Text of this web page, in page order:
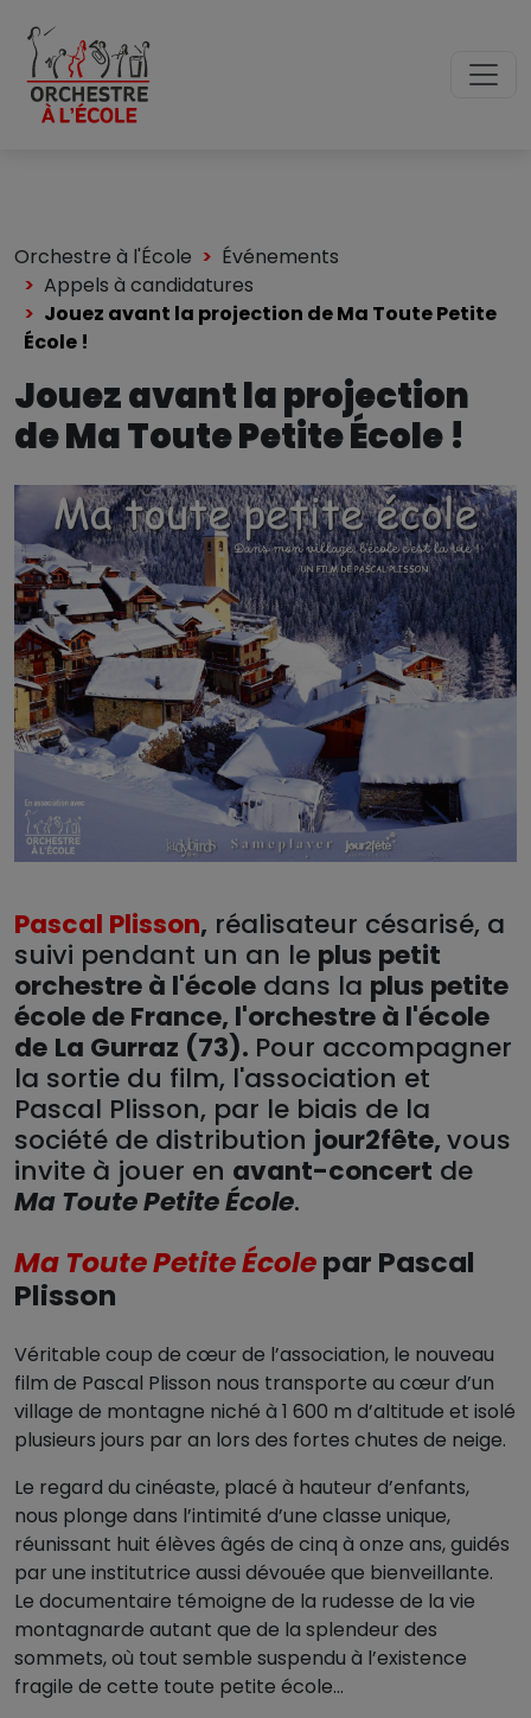
Orchestre à l'École
Événements
Appels à candidatures
Jouez avant la projection de Ma Toute Petite
École !
Jouez avant la projection
de Ma Toute Petite École !
Pascal Plisson, réalisateur césarisé, a
suivi pendant un an le plus petit
orchestre à l'école dans la plus petite
école de France, l'orchestre à l'école
de La Gurraz (73). Pour accompagner
la sortie du film, l'association et
Pascal Plisson, par le biais de la
société de distribution jour2fête,vous
invite à jouer en avant-concert de
Ma Toute Petite École.
Ma Toute Petite Écolepar Pascal
Plisson
Véritable coup de cœur de l’association, le nouveau
film de Pascal Plisson nous transporte au cœur d’un
village de montagne niché à 1 600 m d’altitude et isolé
plusieurs jours par an lors des fortes chutes de neige.
Le regard du cinéaste, placé à hauteur d’enfants,
nous plonge dans l’intimité d’une classe unique,
réunissant huit élèves âgés de cinq à onze ans, guidés
par une institutrice aussi dévouée que bienveillante.
Le documentaire témoigne de la rudesse de la vie
montagnarde autant que de la splendeur des
sommets, où tout semble suspendu à l’existence
fragile de cette toute petite école…